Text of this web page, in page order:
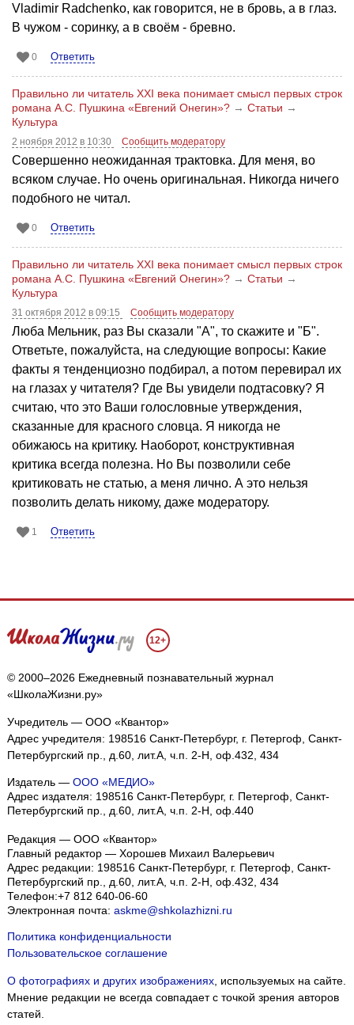
Vladimir Radchenko, как говорится, не в бровь, а в глаз.
В чужом - соринку, а в своём - бревно.
0 Ответить
Правильно ли читатель XXI века понимает смысл первых строк
романа А.С. Пушкина «Евгений Онегин»? → Статьи →
Культура
2 ноября 2012 в 10:30 Сообщить модератору
Совершенно неожиданная трактовка. Для меня, во
всяком случае. Но очень оригинальная. Никогда ничего
подобного не читал.
0 Ответить
Правильно ли читатель XXI века понимает смысл первых строк
романа А.С. Пушкина «Евгений Онегин»? → Статьи →
Культура
31 октября 2012 в 09:15 Сообщить модератору
Люба Мельник, раз Вы сказали "А", то скажите и "Б".
Ответьте, пожалуйста, на следующие вопросы: Какие
факты я тенденциозно подбирал, а потом перевирал их
на глазах у читателя? Где Вы увидели подтасовку? Я
считаю, что это Ваши голословные утверждения,
сказанные для красного словца. Я никогда не
обижаюсь на критику. Наоборот, конструктивная
критика всегда полезна. Но Вы позволили себе
критиковать не статью, а меня лично. А это нельзя
позволить делать никому, даже модератору.
1 Ответить
12+
© 2000–2026 Ежедневный познавательный журнал
«ШколаЖизни.ру»
Учредитель — ООО «Квантор»
Адрес учредителя: 198516 Санкт-Петербург, г. Петергоф, Санкт-
Петербургский пр., д.60, лит.А, ч.п. 2-Н, оф.432, 434
Издатель — ООО «МЕДИО»
Адрес издателя: 198516 Санкт-Петербург, г. Петергоф, Санкт-
Петербургский пр., д.60, лит.А, ч.п. 2-Н, оф.440
Редакция — ООО «Квантор»
Главный редактор — Хорошев Михаил Валерьевич
Адрес редакции: 198516 Санкт-Петербург, г. Петергоф Санкт-
Петербургский пр., д.60, лит.А, ч.п. 2-Н, оф.432, 434
Телефон:+7 812 640-06-60
Электронная почта: askme@shkolazhizni.ru
Политика конфиденциальности
Пользовательское соглашение
О фотографиях и других изображениях, используемых на сайте.
Мнение редакции не всегда совпадает с точкой зрения авторов
статей.